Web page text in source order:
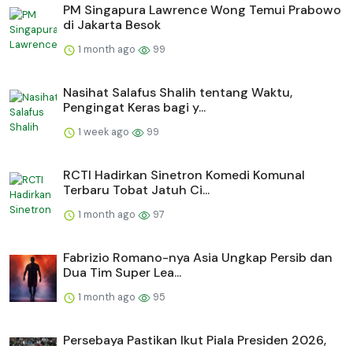
PM Singapura Lawrence Wong Temui Prabowo
di Jakarta Besok
1 month ago 99
Nasihat Salafus Shalih tentang Waktu,
Pengingat Keras bagi y...
1 week ago 99
RCTI Hadirkan Sinetron Komedi Komunal
Terbaru Tobat Jatuh Ci...
1 month ago 97
Fabrizio Romano-nya Asia Ungkap Persib dan
Dua Tim Super Lea...
1 month ago 95
Persebaya Pastikan Ikut Piala Presiden 2026,